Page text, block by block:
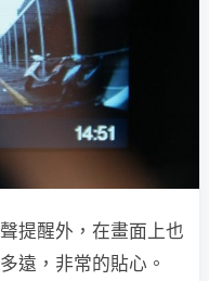
提醒外，在畫面上也
遠，非常的貼心。